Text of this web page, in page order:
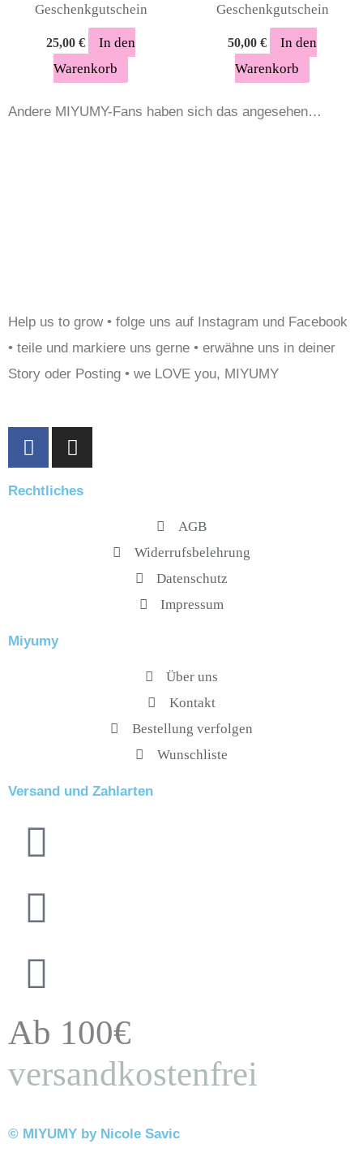
Geschenkgutschein
25,00 €
In den
Warenkorb
Geschenkgutschein
50,00 €
In den
Warenkorb
Andere MIYUMY-Fans haben sich das angesehen…
Help us to grow • folge uns auf Instagram und Facebook
• teile und markiere uns gerne • erwähne uns in deiner
Story oder Posting • we LOVE you, MIYUMY
F
a
e
I
n
t
Rechtliches
AGB
Widerrufsbelehrung
Datenschutz
Impressum
Miyumy
Über uns
Kontakt
Bestellung verfolgen
Wunschliste
Versand und Zahlarten
Ab 100€
versandkostenfrei
© MIYUMY by Nicole Savic